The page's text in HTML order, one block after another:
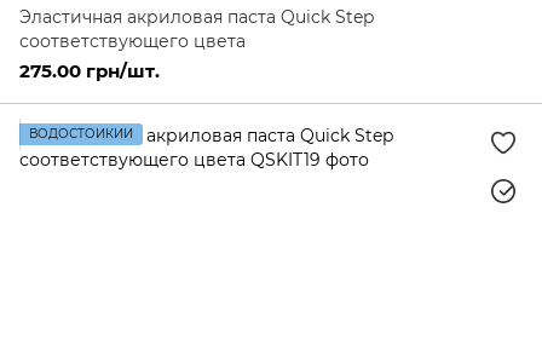
Эластичная акриловая паста Quick Step
соответствующего цвета
275.00 грн/шт.
ВОДОСТОЙКИЙ